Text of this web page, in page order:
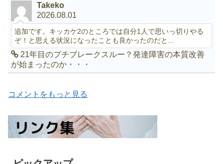
Takeko
2026.08.01
追加です。キッカケ2のところでは自分1人で思いっ切りやる
ぞ！と思える状況になったことも良かったのだと...
21年目のプチブレークスルー？発達障害の本質改善
が始まったのか・・・
コメントをもっと見る